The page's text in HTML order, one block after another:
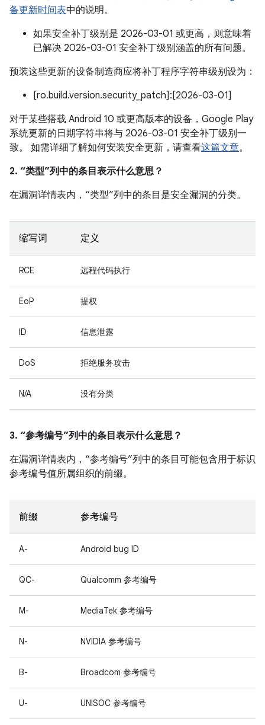
备更新时间表中的说明。
如果安全补丁级别是 2026-03-01 或更高，则意味着
已解决 2026-03-01 安全补丁级别涵盖的所有问题。
预装这些更新的设备制造商应将补丁程序字符串级别设为：
[ro.build.version.security_patch]:[2026-03-01]
对于某些搭载 Android 10 或更高版本的设备，Google Play
系统更新的日期字符串将与 2026-03-01 安全补丁级别一
致。 如需详细了解如何安装安全更新，请查看这篇文章。
2. “类型”列中的条目表示什么意思？
在漏洞详情表内，“类型”列中的条目是安全漏洞的分类。
缩写词 定义
RCE 远程代码执行
EoP 提权
ID 信息泄露
DoS 拒绝服务攻击
N/A 没有分类
3. “参考编号”列中的条目表示什么意思？
在漏洞详情表内，“参考编号”列中的条目可能包含用于标识
参考编号值所属组织的前缀。
前缀 参考编号
A- Android bug ID
QC- Qualcomm 参考编号
M- MediaTek 参考编号
N- NVIDIA 参考编号
B- Broadcom 参考编号
U- UNISOC 参考编号